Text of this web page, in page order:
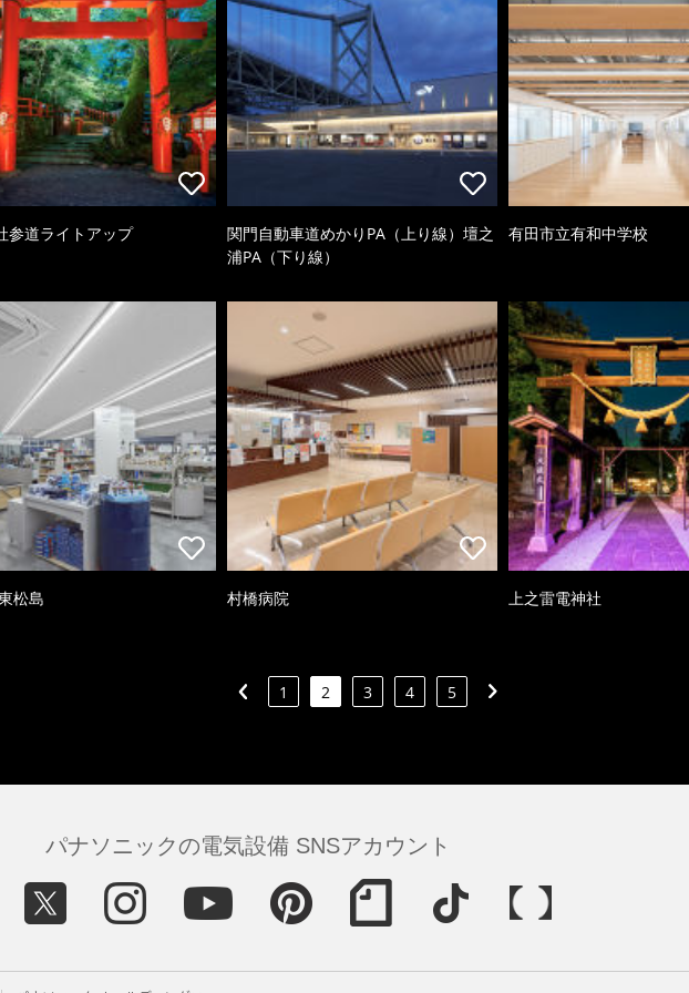
参道ライトアップ
関門自動車道めかりPA（上り線）壇之
浦PA（下り線）
有田市立有和中学校
松島 村橋病院 上之雷電神社
1 2 3 4 5
パナソニックの電気設備 SNSアカウント